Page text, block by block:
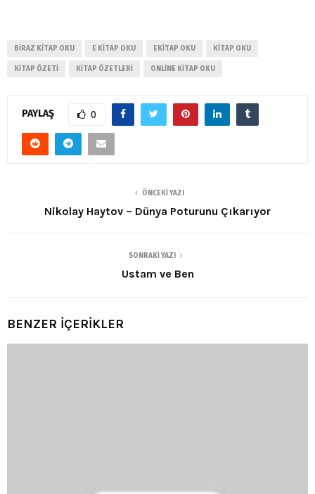
BIRAZ KITAP OKU E KITAP OKU EKITAP OKU KITAP OKU
KITAP ÖZETI KITAP ÖZETLERI ONLINE KITAP OKU
PAYLAŞ 0
ÖNCEKI YAZI
Nikolay Haytov – Dünya Poturunu Çıkarıyor
SONRAKI YAZI
Ustam ve Ben
BENZER İÇERİKLER